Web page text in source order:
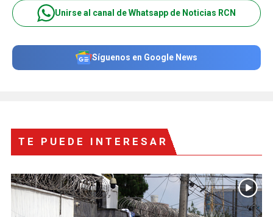
Unirse al canal de Whatsapp de Noticias RCN
Síguenos en Google News
TE PUEDE INTERESAR